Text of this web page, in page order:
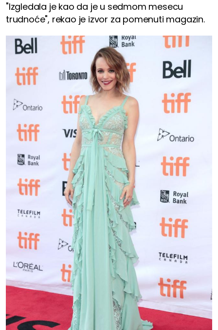
"Izgledala je kao da je u sedmom mesecu
trudnoće", rekao je izvor za pomenuti magazin.